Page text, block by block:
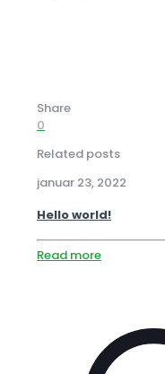
Share
0
Related posts
januar 23, 2022
Hello world!
Read more